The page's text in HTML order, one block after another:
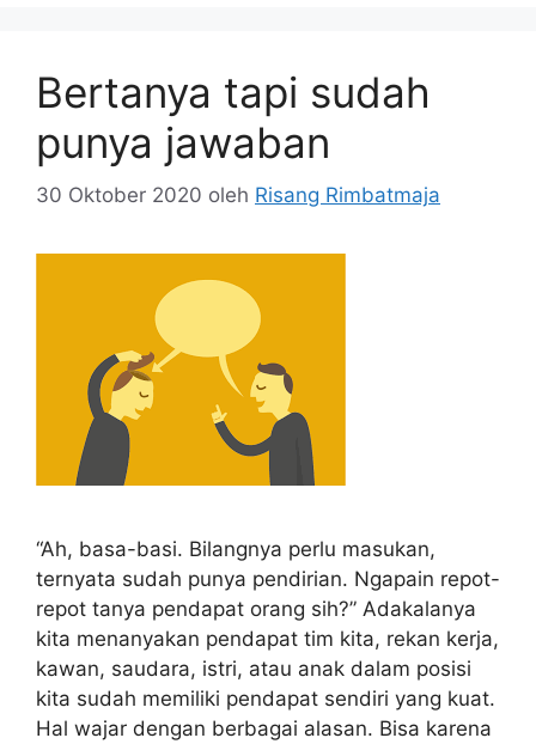
Bertanya tapi sudah
punya jawaban
30 Oktober 2020 oleh Risang Rimbatmaja
“Ah, basa-basi. Bilangnya perlu masukan,
ternyata sudah punya pendirian. Ngapain repot-
repot tanya pendapat orang sih?” Adakalanya
kita menanyakan pendapat tim kita, rekan kerja,
kawan, saudara, istri, atau anak dalam posisi
kita sudah memiliki pendapat sendiri yang kuat.
Hal wajar dengan berbagai alasan. Bisa karena